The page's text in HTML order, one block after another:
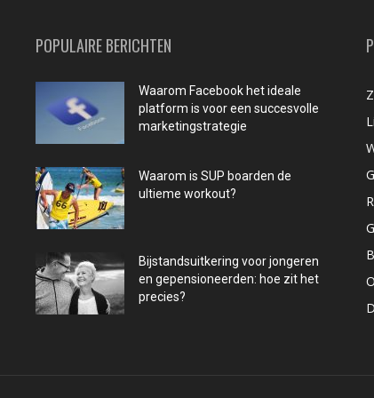
POPULAIRE BERICHTEN
Waarom Facebook het ideale
platform is voor een succesvolle
marketingstrategie
Waarom is SUP boarden de
ultieme workout?
Bijstandsuitkering voor jongeren
en gepensioneerden: hoe zit het
precies?